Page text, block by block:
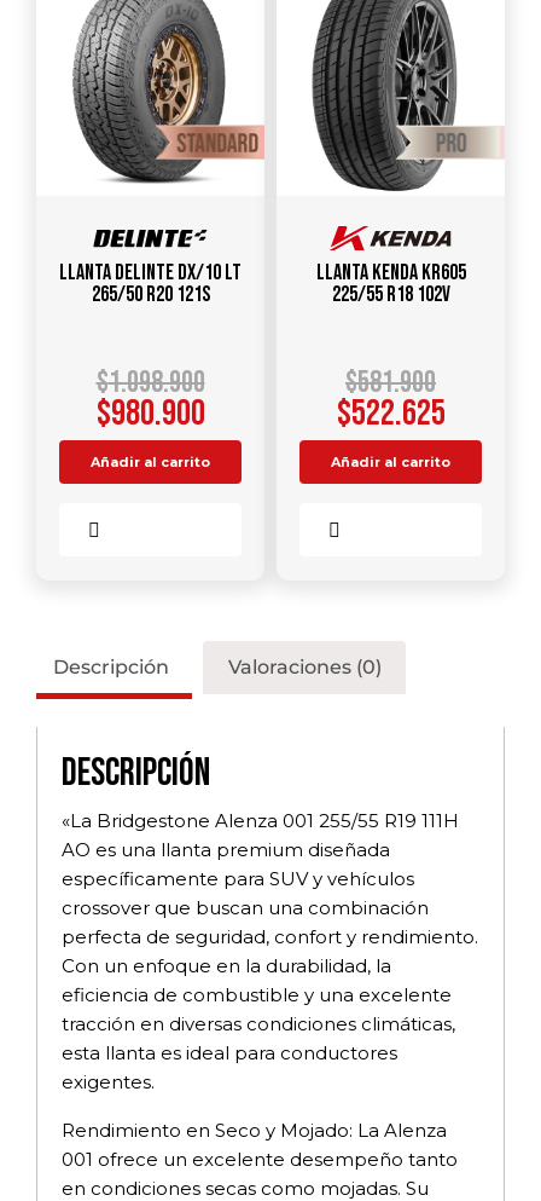
Llanta DELINTE DX/10 LT
265/50 R20 121S
$1.098.900
$980.900
Añadir al carrito
Llanta KENDA KR605
225/55 R18 102V
$581.900
$522.625
Añadir al carrito
Descripción Valoraciones (0)
Descripción
«La Bridgestone Alenza 001 255/55 R19 111H
AO es una llanta premium diseñada
específicamente para SUV y vehículos
crossover que buscan una combinación
perfecta de seguridad, confort y rendimiento.
Con un enfoque en la durabilidad, la
eficiencia de combustible y una excelente
tracción en diversas condiciones climáticas,
esta llanta es ideal para conductores
exigentes.
Rendimiento en Seco y Mojado: La Alenza
001 ofrece un excelente desempeño tanto
en condiciones secas como mojadas. Su